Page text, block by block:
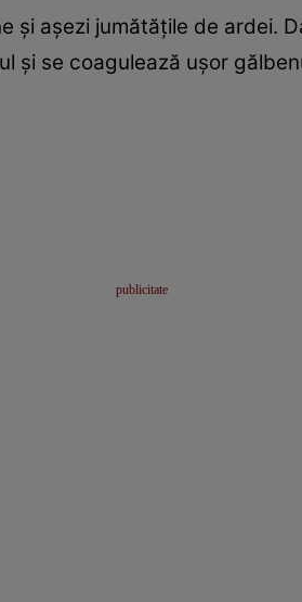
şi aşezi jumătăţile de ardei.
şi se coagulează uşor